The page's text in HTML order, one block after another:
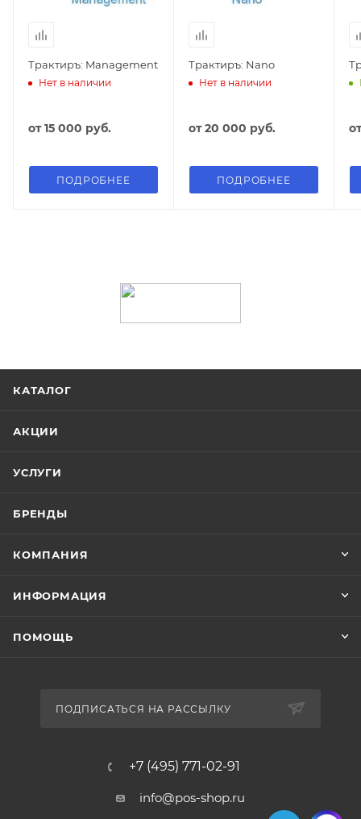
Трактиръ: Management
Нет в наличии
от15 000 руб.
ПОДРОБНЕЕ
Трактиръ: Nano
Нет в наличии
от20 000 руб.
ПОДРОБНЕЕ
КАТАЛОГ
АКЦИИ
УСЛУГИ
БРЕНДЫ
КОМПАНИЯ
ИНФОРМАЦИЯ
ПОМОЩЬ
ПОДПИСАТЬСЯ НА РАССЫЛКУ
+7 (495) 771-02-91
info@pos-shop.ru